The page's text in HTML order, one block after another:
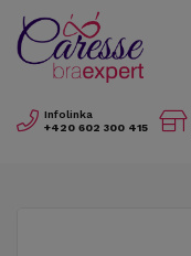
Infolinka
+420 602 300 415